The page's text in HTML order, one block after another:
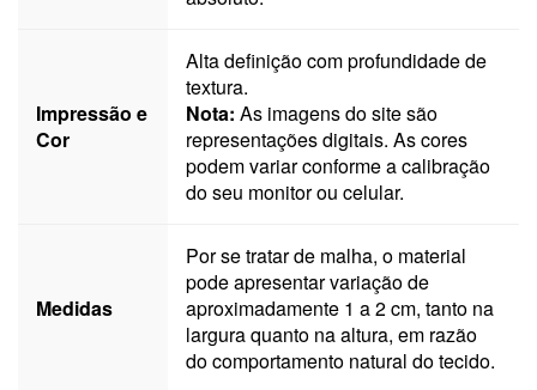
Impressão e
Cor
Alta definição com profundidade de
textura.
Nota: As imagens do site são
representações digitais. As cores
podem variar conforme a calibração
do seu monitor ou celular.
Medidas
Por se tratar de malha, o material
pode apresentar variação de
aproximadamente 1 a 2 cm, tanto na
largura quanto na altura, em razão
do comportamento natural do tecido.